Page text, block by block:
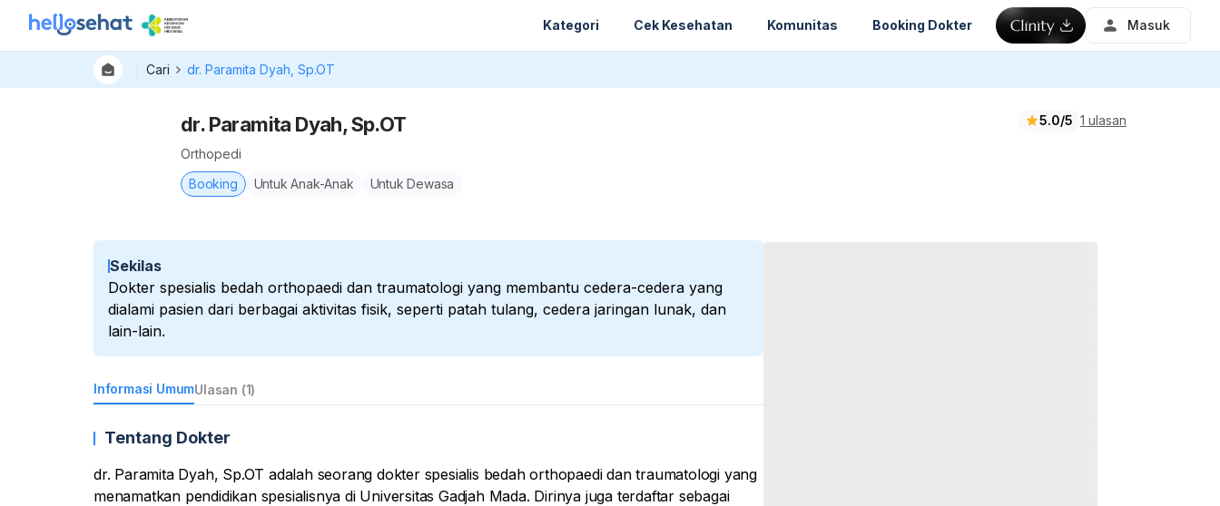
Kategori Cek Kesehatan Komunitas Booking Dokter Masuk
Cari dr. Paramita Dyah, Sp.OT
dr. Paramita Dyah, Sp.OT
Orthopedi
5.0/5 1 ulasan
Booking Untuk Anak-Anak Untuk Dewasa
Sekilas
Dokter spesialis bedah orthopaedi dan traumatologi yang membantu cedera-cedera yang
dialami pasien dari berbagai aktivitas fisik, seperti patah tulang, cedera jaringan lunak, dan
lain-lain.
Informasi UmumUlasan (1)
Tentang Dokter
dr. Paramita Dyah, Sp.OT adalah seorang dokter spesialis bedah orthopaedi dan traumatologi yang
menamatkan pendidikan spesialisnya di Universitas Gadjah Mada. Dirinya juga terdaftar sebagai